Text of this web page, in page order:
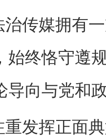
媒拥有一
始终恪守遵
导向与党和
挥正面典